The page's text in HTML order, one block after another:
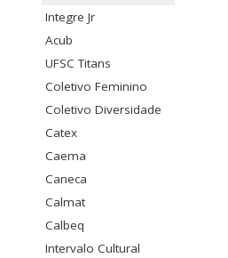
Integre Jr
Acub
UFSC Titans
Coletivo Feminino
Coletivo Diversidade
Catex
Caema
Caneca
Calmat
Calbeq
Intervalo Cultural